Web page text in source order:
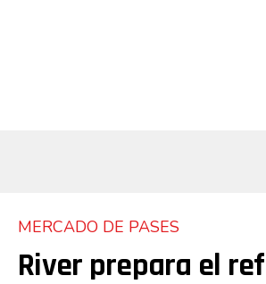
MERCADO DE PASES
River prepara el